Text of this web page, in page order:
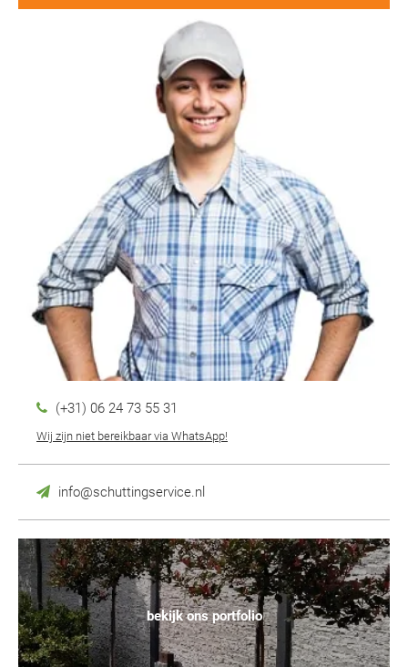
(+31) 06 24 73 55 31
Wij zijn niet bereikbaar via WhatsApp!
info@schuttingservice.nl
bekijk ons portfolio